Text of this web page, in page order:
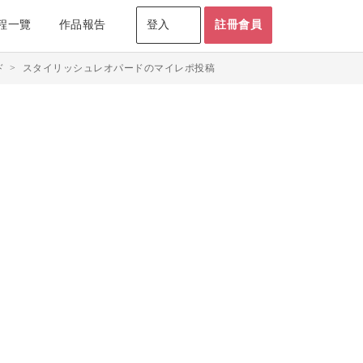
一覽 作品報告 登入 註冊會員
> スタイリッシュレオパードのマイレポ投稿